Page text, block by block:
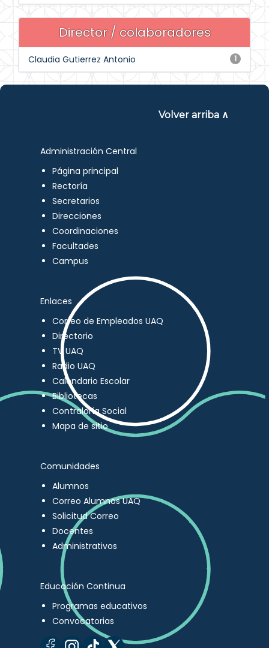
Director / colaboradores
1
Claudia Gutierrez Antonio
Volver arriba ∧
Administración Central
Página principal
Rectoría
Secretarios
Direcciones
Coordinaciones
Facultades
Campus
Enlaces
Correo de Empleados UAQ
Directorio
TV UAQ
Radio UAQ
Calendario Escolar
Bibliotecas
Contraloría Social
Mapa de sitio
Comunidades
Alumnos
Correo Alumnos UAQ
Solicitud Correo
Docentes
Administrativos
Educación Continua
Programas educativos
Convocatorias